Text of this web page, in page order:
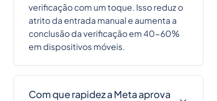
verificação com um toque. Isso reduz o
atrito da entrada manual e aumenta a
conclusão da verificação em 40-60%
em dispositivos móveis.
Com que rapidez a Meta aprova